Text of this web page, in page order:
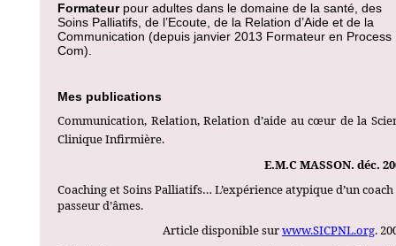
Formateurpour adultes dans le domaine de la santé, des
Soins Palliatifs, de l’Ecoute, de la Relation d’Aide et de la
Communication (depuis janvier 2013 Formateur en Process
Com).
Mes publications
Communication, Relation, Relation d’aide au cœur de la
Clinique Infirmière.
E.M.C MASSON. déc.
Coaching et Soins Palliatifs… L’expérience atypique d’un coach
passeur d’âmes.
Article disponible surwww.SICPNL.org.